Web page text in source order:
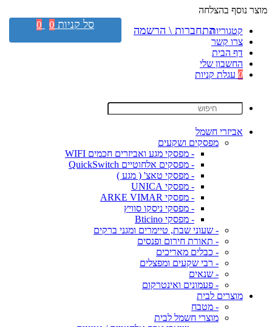
מוצר נוסף בהצלחה
קטגוריות
צרו קשר
דף הבית
החשבון שלי
0 עגלת קניות
אביזרי חשמל
מפסקים ושקעים
- מפסקי מגע ואביזרים חכמים WIFI
- מפסקים אלחוטיים QuickSwitch
- מפסקי טאצ' ( מגע )
- מפסקי UNICA
- מפסקי ARKE VIMAR
- מפסקי ניסקו סוויץ
- מפסקי Bticino
- שעוני שבת, טיימרים ומגני ברקים
- תאורת חירום ופנסים
- כבלים מאריכים
- רבי שקעים ומפצלים
- שנאים
- פעמונים ואינטרקום
מוצרים לבית
- מטבח
מוצרי חשמל לבית
התחברות \ הרשמה סל קניות 0
0